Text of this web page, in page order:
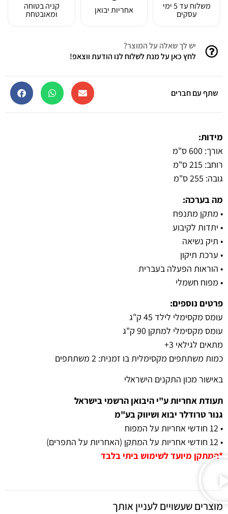
משלוח עד 5 ימי
עסקים אחריות יבואן קניה בטוחה
ומאובטחת
יש לך שאלה על המוצר?
לחץ כאן על מנת לשלוח לנו הודעת ווצאפ!
שתף עם חברים
מידות:
אורך: 600 ס"מ
רוחב: 215 ס"מ
גובה: 255 ס"מ
מה בערכה:
• מתקן מתנפח
• יתדות לקיבוע
• תיק נשיאה
• ערכת תיקון
• הוראות הפעלה בעברית
• מפוח חשמלי
פרטים נוספים:
עומס מקסימלי לילד 45 ק"ג
עומס מקסימלי למתקן 90 ק"ג
מתאים לגילאי 3+
כמות משתתפים מקסימלית בו זמנית: 2 משתתפים
באישור מכון התקנים הישראלי
תעודת אחריות ע"י היבואן הרשמי בישראל
גנור טרודלר יבוא ושיווק בע"מ
• 12 חודשי אחריות על המפוח
• 12 חודשי אחריות על המתקן (האחריות על התפרים)
*המתקן מיועד לשימוש ביתי בלבד
מוצרים שעשויים לעניין אותך